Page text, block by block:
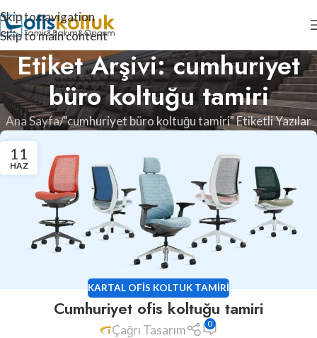
Skip to navigation
Skip to main content
Etiket Arşivi: cumhuriyet
büro koltuğu tamiri
Ana Sayfa "cumhuriyet büro koltuğu tamiri" Etiketli Yazılar
11
HAZ
KARTAL OFIS KOLTUK TAMIRI
Cumhuriyet ofis koltuğu tamiri
Çağrı Tasarım 0